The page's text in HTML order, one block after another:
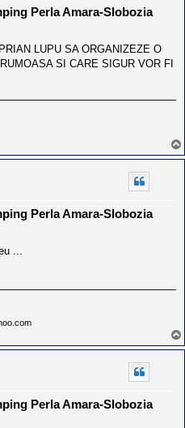
Perla Amara-Slobozia
LUPU SA ORGANIZEZE O
SI CARE SIGUR VOR FI
Perla Amara-Slobozia
...
Perla Amara-Slobozia